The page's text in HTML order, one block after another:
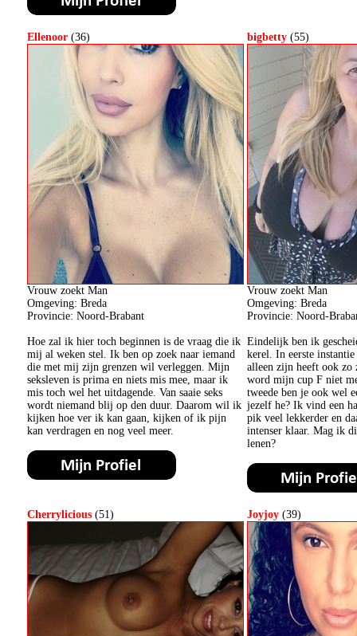
Ellenoor (36)
Vrouw zoekt Man
Omgeving: Breda
Provincie: Noord-Brabant
Hoe zal ik hier toch beginnen is de vraag die ik
mij al weken stel. Ik ben op zoek naar iemand
die met mij zijn grenzen wil verleggen. Mijn
seksleven is prima en niets mis mee, maar ik
mis toch wel het uitdagende. Van saaie seks
wordt niemand blij op den duur. Daarom wil ik
kijken hoe ver ik kan gaan, kijken of ik pijn
kan verdragen en nog veel meer.
bigbetty (55)
Vrouw zoekt Man
Omgeving: Breda
Provincie: Noord-
Eindelijk ben ik
kerel. In eerste
alleen zijn heeft ook zo
word mijn cup F niet
tweede ben je ook wel
jezelf he? Ik vind een
pik veel lekkerder en
intenser klaar. Mag ik
lenen?
Cherrylicious (51) Joyjoy (39)